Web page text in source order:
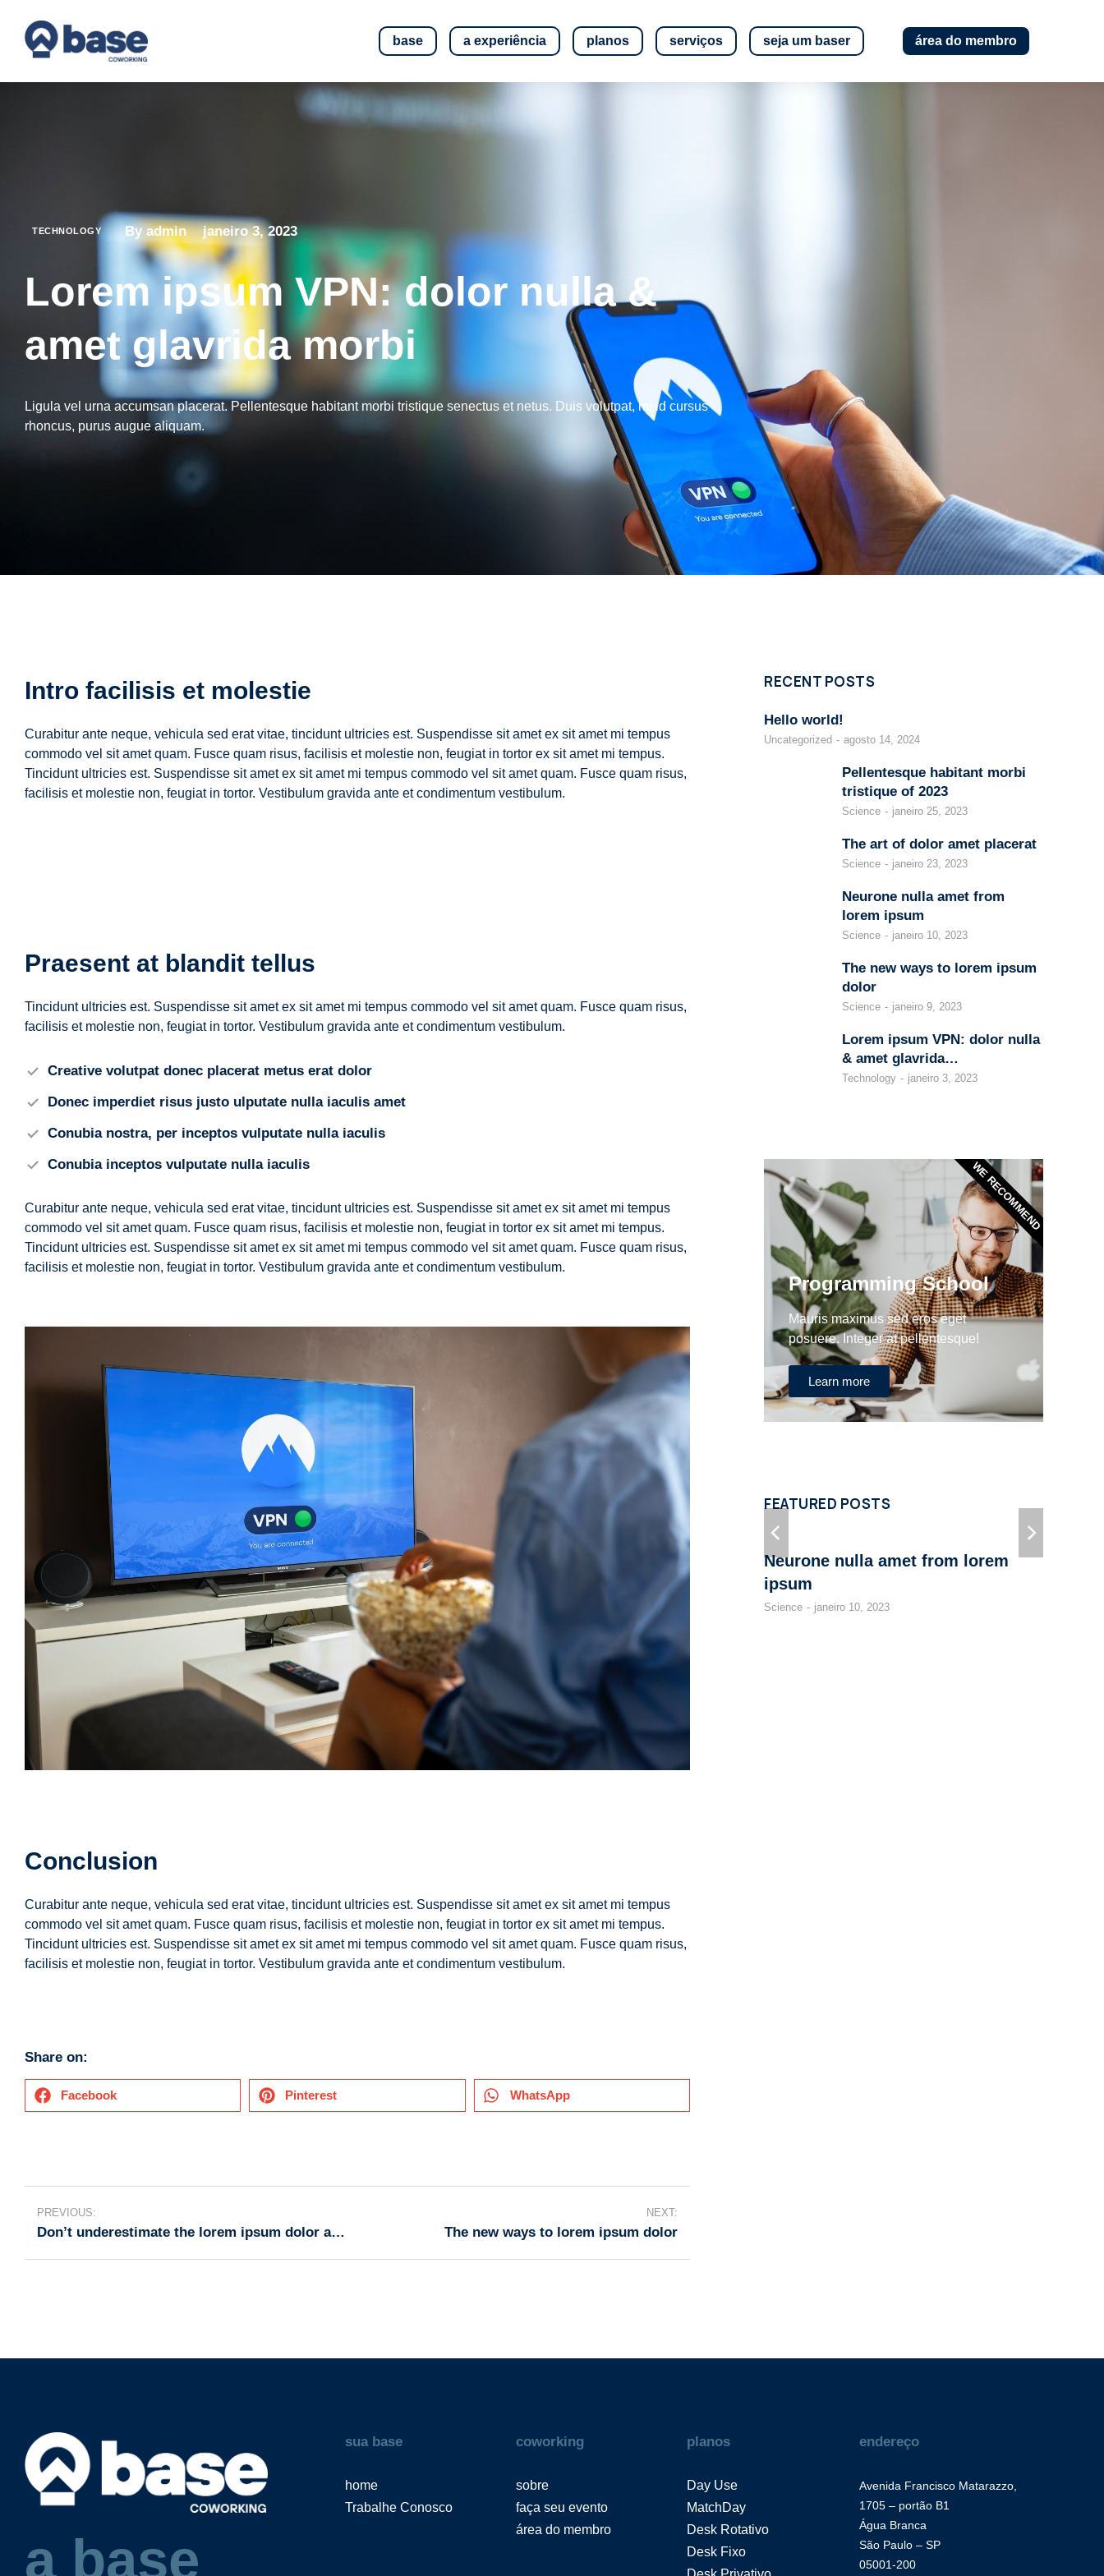
base a experiência planos serviços seja um baser área do membro
TECHNOLOGY By admin janeiro 3, 2023
Lorem ipsum VPN: dolor nulla &
amet glavrida morbi
Ligula vel urna accumsan placerat. Pellentesque habitant morbi tristique senectus et netus. Duis volutpat, mi id cursus
rhoncus, purus augue aliquam.
Intro facilisis et molestie
Curabitur ante neque, vehicula sed erat vitae, tincidunt ultricies est. Suspendisse sit amet ex sit amet mi tempus
commodo vel sit amet quam. Fusce quam risus, facilisis et molestie non, feugiat in tortor ex sit amet mi tempus.
Tincidunt ultricies est. Suspendisse sit amet ex sit amet mi tempus commodo vel sit amet quam. Fusce quam risus,
facilisis et molestie non, feugiat in tortor. Vestibulum gravida ante et condimentum vestibulum.
Praesent at blandit tellus
Tincidunt ultricies est. Suspendisse sit amet ex sit amet mi tempus commodo vel sit amet quam. Fusce quam risus,
facilisis et molestie non, feugiat in tortor. Vestibulum gravida ante et condimentum vestibulum.
Creative volutpat donec placerat metus erat dolor
Donec imperdiet risus justo ulputate nulla iaculis amet
Conubia nostra, per inceptos vulputate nulla iaculis
Conubia inceptos vulputate nulla iaculis
Curabitur ante neque, vehicula sed erat vitae, tincidunt ultricies est. Suspendisse sit amet ex sit amet mi tempus
commodo vel sit amet quam. Fusce quam risus, facilisis et molestie non, feugiat in tortor ex sit amet mi tempus.
Tincidunt ultricies est. Suspendisse sit amet ex sit amet mi tempus commodo vel sit amet quam. Fusce quam risus,
facilisis et molestie non, feugiat in tortor. Vestibulum gravida ante et condimentum vestibulum.
Conclusion
Curabitur ante neque, vehicula sed erat vitae, tincidunt ultricies est. Suspendisse sit amet ex sit amet mi tempus
commodo vel sit amet quam. Fusce quam risus, facilisis et molestie non, feugiat in tortor ex sit amet mi tempus.
Tincidunt ultricies est. Suspendisse sit amet ex sit amet mi tempus commodo vel sit amet quam. Fusce quam risus,
facilisis et molestie non, feugiat in tortor. Vestibulum gravida ante et condimentum vestibulum.
Share on:
Facebook Pinterest WhatsApp
PREVIOUS:
Don’t underestimate the lorem ipsum dolor amet
NEXT:
The new ways to lorem ipsum dolor
RECENT POSTS
Hello world!
Uncategorized agosto 14, 2024
Pellentesque habitant morbi
tristique of 2023
Science janeiro 25, 2023
The art of dolor amet placerat
Science janeiro 23, 2023
Neurone nulla amet from
lorem ipsum
Science janeiro 10, 2023
The new ways to lorem ipsum
dolor
Science janeiro 9, 2023
Lorem ipsum VPN: dolor nulla
& amet glavrida…
Technology janeiro 3, 2023
Programming School
Mauris maximus sed eros eget
posuere. Integer at pellentesque!
Learn more
WE RECOMMEND
FEATURED POSTS
Neurone nulla amet from lorem
ipsum
janeiro 10, 2023
Vivamus – ligula libero nulla dolor
lorem ipsum amet
Finance janeiro 10, 2016
Neurone nulla amet from lorem
ipsum
Science janeiro 10, 2023
a base
sua base
home
Trabalhe Conosco
coworking
sobre
faça seu evento
área do membro
planos
Day Use
MatchDay
Desk Rotativo
Desk Fixo
endereço
Avenida Francisco Matarazzo,
1705 – portão B1
Água Branca
São Paulo – SP
05001-200